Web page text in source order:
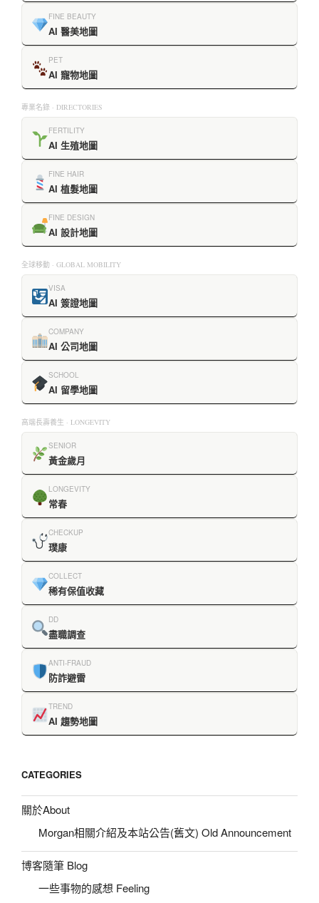
FINE BEAUTY
AI 醫美地圖
PET
AI 寵物地圖
專業名錄 · DIRECTORIES
FERTILITY
AI 生殖地圖
FINE HAIR
AI 植髮地圖
FINE DESIGN
AI 設計地圖
全球移動 · GLOBAL MOBILITY
VISA
AI 簽證地圖
COMPANY
AI 公司地圖
SCHOOL
AI 留學地圖
高端長壽養生 · LONGEVITY
SENIOR
黃金歲月
LONGEVITY
常春
CHECKUP
璞康
COLLECT
稀有保值收藏
DD
盡職調查
ANTI-FRAUD
防詐避雷
TREND
AI 趨勢地圖
CATEGORIES
關於About
Morgan相關介紹及本站公告(舊文) Old Announcement
博客隨筆 Blog
一些事物的感想 Feeling